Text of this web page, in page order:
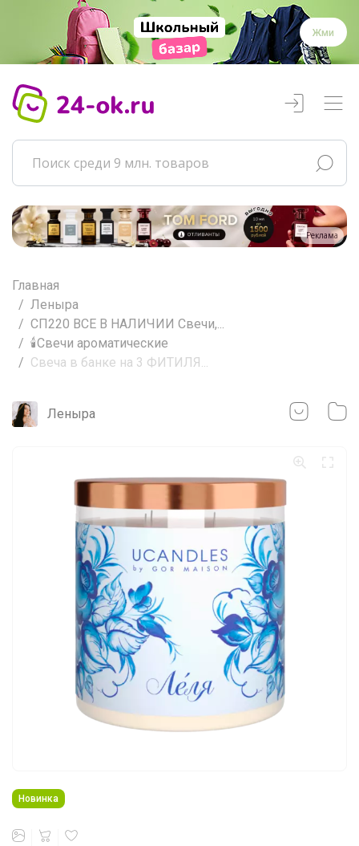
Жми
Реклама
Главная
Леныра
СП220 ВСЕ В НАЛИЧИИ Свечи,...
🕯️Свечи ароматические
Свеча в банке на 3 ФИТИЛЯ...
Леныра
Новинка